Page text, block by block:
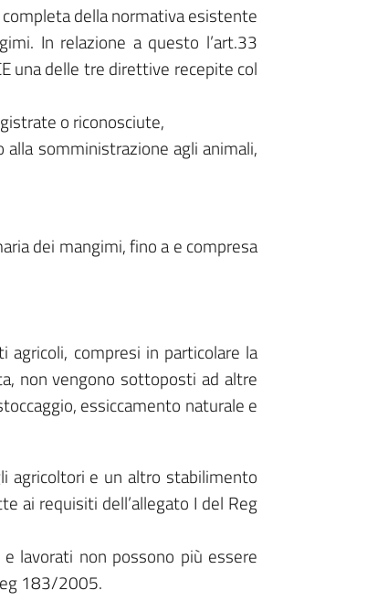
della normativa esistente
In relazione a questo l’art.33
una delle tre direttive recepite col
o riconosciute,
somministrazione agli animali,
dei mangimi, fino a e compresa
compresi in particolare la
non vengono sottoposti ad altre
essiccamento naturale e
agricoltori e un altro stabilimento
ai requisiti dell’allegato I del Reg
lavorati non possono più essere
183/2005.